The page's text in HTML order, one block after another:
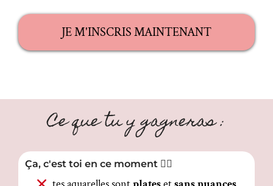
JE M'INSCRIS MAINTENANT
Ce que tu y gagneras :
Ça, c'est toi en ce moment 😵‍💫